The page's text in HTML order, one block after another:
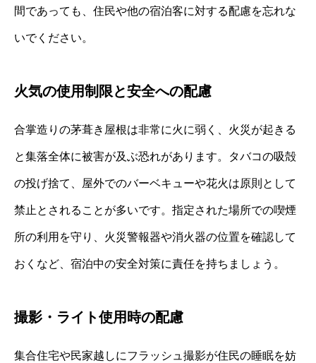
間であっても、住民や他の宿泊客に対する配慮を忘れな
いでください。
火気の使用制限と安全への配慮
合掌造りの茅葺き屋根は非常に火に弱く、火災が起きる
と集落全体に被害が及ぶ恐れがあります。タバコの吸殻
の投げ捨て、屋外でのバーベキューや花火は原則として
禁止とされることが多いです。指定された場所での喫煙
所の利用を守り、火災警報器や消火器の位置を確認して
おくなど、宿泊中の安全対策に責任を持ちましょう。
撮影・ライト使用時の配慮
集合住宅や民家越しにフラッシュ撮影が住民の睡眠を妨